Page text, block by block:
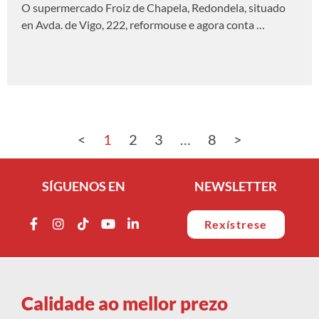
O supermercado Froiz de Chapela, Redondela, situado
en Avda. de Vigo, 222, reformouse e agora conta …
< 1 2 3 … 8 >
SÍGUENOS EN NEWSLETTER
Rexístrese
Calidade ao mellor prezo